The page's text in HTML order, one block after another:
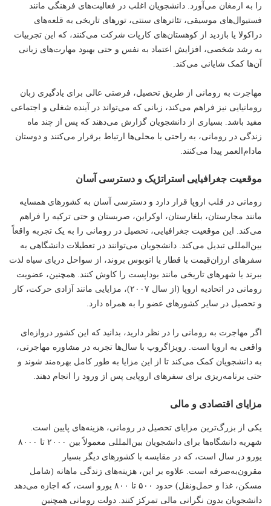
را به ارمغان می‌آورد. دانشجویان اغلب در فعالیت‌های فرهنگی مانند
فستیوال‌های موسیقی، تئاترهای سنتی، تورهای تاریخی به قلعه‌های
دراکولا یا بازدید از کوهستان‌های کارپات شرکت می‌کنند، که این تجربیات
به رشد شخصی، افزایش اعتماد به نفس و حتی بهبود مهارت‌های زبانی
آن‌ها کمک شایانی می‌کند.
مهاجرت به رومانی از طریق تحصیل، فرصتی عالی برای یادگیری زبان
رومانیایی نیز فراهم می‌کند، زبانی که می‌تواند در آینده شغلی و اجتماعی
مفید باشد. بسیاری از دانشجویان گزارش می‌دهند که پس از چند ماه
زندگی در رومانی، به راحتی با محلی‌ها ارتباط برقرار می‌کنند و دوستان
مادام‌العمر پیدا می‌کنند.
موقعیت جغرافیایی استراتژیک و دسترسی آسان
رومانی در قلب اروپا قرار دارد و دسترسی آسان به کشورهای همسایه
مانند مجارستان، بلغارستان، اوکراین، صربستان و حتی ترکیه را فراهم
می‌کند. این موقعیت جغرافیایی، تحصیل در رومانی را به یک تجربه واقعاً
بین‌المللی تبدیل می‌کند. دانشجویان می‌توانند در تعطیلات دانشگاهی به
سفرهای ارزان‌قیمت با قطار یا اتوبوس بروند، از سواحل دریای سیاه لذت
ببرند یا شهرهای تاریخی مانند بوداپست را کاوش کنند. همچنین، عضویت
رومانی در اتحادیه اروپا (از سال ۲۰۰۷)، مزایایی مانند آزادی حرکت، کار
و تحصیل در سایر کشورهای عضو را به همراه دارد.
اگر مهاجرت به رومانی را در نظر دارید، بدانید که این کشور دروازه‌ای
واقعی به اروپا است. رویزاگروپ با سال‌ها تجربه در مشاوره مهاجرتی،
به دانشجویان کمک می‌کند تا از این مزایا به طور کامل بهره‌مند شوند و
حتی برنامه‌ریزی برای سفرهای اروپایی پس از ورود را انجام دهند.
مزایای اقتصادی و مالی
یکی از بزرگ‌ترین مزایای تحصیل در رومانی، هزینه‌های پایین است.
شهریه دانشگاه‌ها برای دانشجویان بین‌المللی معمولاً بین ۲۰۰۰ تا ۸۰۰۰
یورو در سال است، که در مقایسه با کشورهای دیگر بسیار
مقرون‌به‌صرفه است. علاوه بر این، هزینه‌های زندگی ماهانه (شامل
مسکن، غذا و حمل‌ونقل) حدود ۵۰۰ تا ۸۰۰ یورو است، که اجازه می‌دهد
دانشجویان بدون نگرانی مالی تمرکز کنند. دولت رومانی همچنین